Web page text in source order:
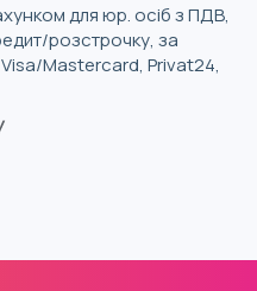
для юр. осіб з ПДВ,
розстрочку, за
Mastercard, Privat24,